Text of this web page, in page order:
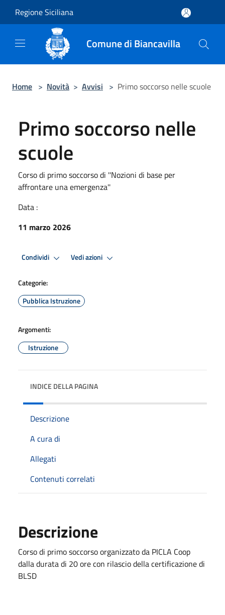
Regione Siciliana
Comune di Biancavilla
Home > Novità > Avvisi > Primo soccorso nelle scuole
Primo soccorso nelle
scuole
Corso di primo soccorso di ''Nozioni di base per
affrontare una emergenza''
Data :
11 marzo 2026
Condividi Vedi azioni
Categorie:
Pubblica Istruzione
Argomenti:
Istruzione
INDICE DELLA PAGINA
Descrizione
A cura di
Allegati
Contenuti correlati
Descrizione
Corso di primo soccorso organizzato da PICLA Coop
dalla durata di 20 ore con rilascio della certificazione di
BLSD